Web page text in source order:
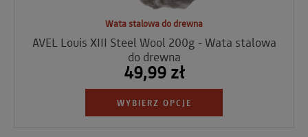
Wata stalowa do drewna
AVEL Louis XIII Steel Wool 200g - Wata stalowa
do drewna
49,99 zł
WYBIERZ OPCJE